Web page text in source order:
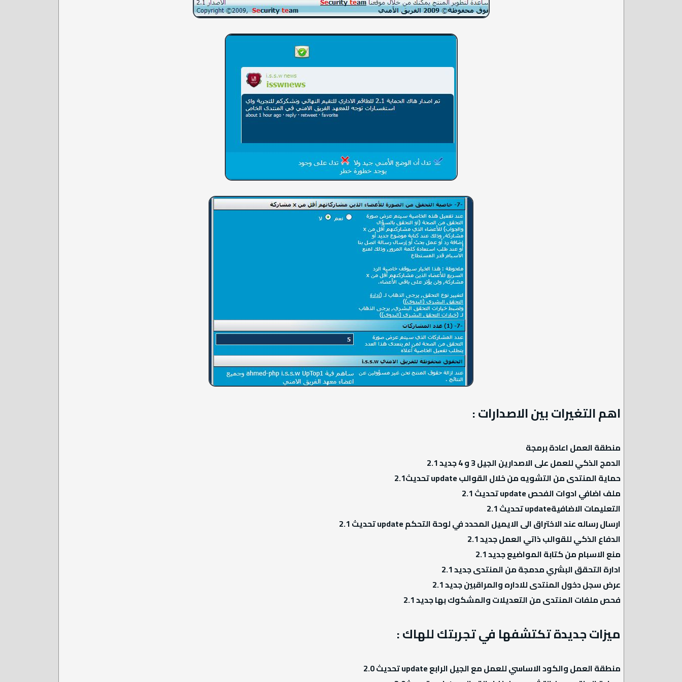
اهم التغيرات بين الاصدارات :
منطقة العمل اعادة برمجة
الدمج الذكي للعمل على الاصدارين الجيل 3 و 4 جديد 2.1
حماية المنتدى من التشويه من خلال القوالب update تحديث2.1
ملف اضافي ادوات الفحص update تحديث 2.1
التعليمات الاضافيةupdate تحديث 2.1
ارسال رساله عند الاختراق الى الايميل المحدد في لوحة التحكم update تحديث 2.1
الدفاع الذكي للقوالب ذاتي العمل جديد 2.1
منع الاسبام من كتابة المواضيع جديد 2.1
ادارة التحقق البشري مدمجة من المنتدى جديد 2.1
عرض سجل دخول المنتدى للاداره والمراقبين جديد 2.1
فحص ملفات المنتدى من التعديلات والمشكوك بها جديد 2.1
ميزات جديدة تكتشفها في تجربتك للهاك :
منطقة العمل والكود الاساسي للعمل مع الجيل الرابع update تحديث 2.0